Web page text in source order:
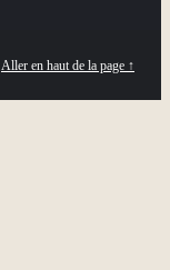
Aller en haut de la page ↑